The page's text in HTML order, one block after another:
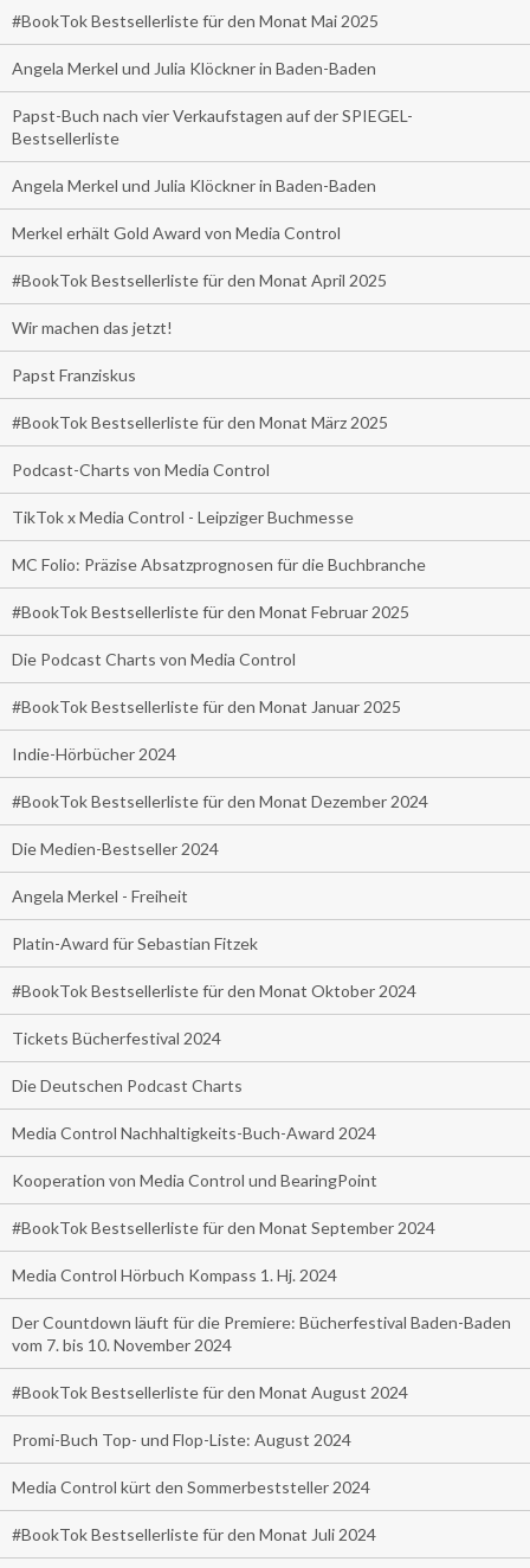
#BookTok Bestsellerliste für den Monat Mai 2025
Angela Merkel und Julia Klöckner in Baden-Baden
Papst-Buch nach vier Verkaufstagen auf der SPIEGEL-
Bestsellerliste
Angela Merkel und Julia Klöckner in Baden-Baden
Merkel erhält Gold Award von Media Control
#BookTok Bestsellerliste für den Monat April 2025
Wir machen das jetzt!
Papst Franziskus
#BookTok Bestsellerliste für den Monat März 2025
Podcast-Charts von Media Control
TikTok x Media Control - Leipziger Buchmesse
MC Folio: Präzise Absatzprognosen für die Buchbranche
#BookTok Bestsellerliste für den Monat Februar 2025
Die Podcast Charts von Media Control
#BookTok Bestsellerliste für den Monat Januar 2025
Indie-Hörbücher 2024
#BookTok Bestsellerliste für den Monat Dezember 2024
Die Medien-Bestseller 2024
Angela Merkel - Freiheit
Platin-Award für Sebastian Fitzek
#BookTok Bestsellerliste für den Monat Oktober 2024
Tickets Bücherfestival 2024
Die Deutschen Podcast Charts
Media Control Nachhaltigkeits-Buch-Award 2024
Kooperation von Media Control und BearingPoint
#BookTok Bestsellerliste für den Monat September 2024
Media Control Hörbuch Kompass 1. Hj. 2024
Der Countdown läuft für die Premiere: Bücherfestival Baden-Baden
vom 7. bis 10. November 2024
#BookTok Bestsellerliste für den Monat August 2024
Promi-Buch Top- und Flop-Liste: August 2024
Media Control kürt den Sommerbeststeller 2024
#BookTok Bestsellerliste für den Monat Juli 2024